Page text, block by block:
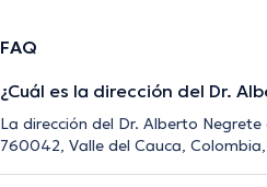
FAQ
¿Cuál es la dirección del Dr.
La dirección del Dr. Alberto Negrete
760042, Valle del Cauca,